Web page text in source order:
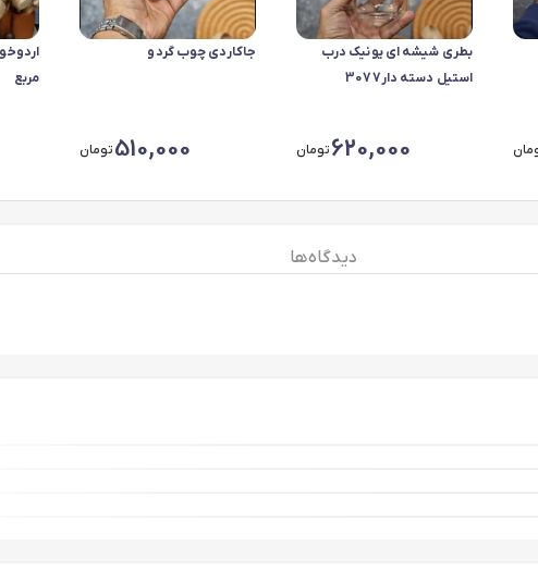
بطری شیشه ای یونیک درب
استیل دسته دار3077
620,000تومان
جاکاردی چوب گردو
510,000تومان
مربع
دیدگاه ها